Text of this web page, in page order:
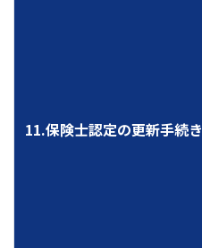
11.保険士認定の更新手続き